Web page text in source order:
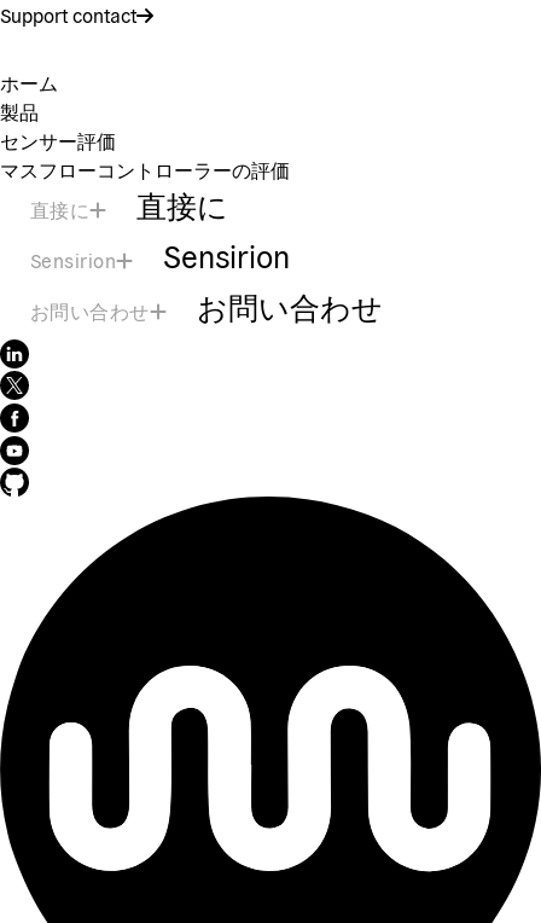
Support contact
ホーム
製品
センサー評価
マスフローコントローラーの評価
直接に
直接に
Sensirion Sensirion
お問い合わせ お問い合わせ